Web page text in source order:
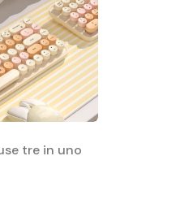
tre in uno